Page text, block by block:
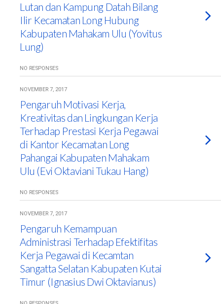
Lutan dan Kampung Datah Bilang
Ilir Kecamatan Long Hubung
Kabupaten Mahakam Ulu (Yovitus
Lung)
NO RESPONSES
NOVEMBER 7, 2017
Pengaruh Motivasi Kerja,
Kreativitas dan Lingkungan Kerja
Terhadap Prestasi Kerja Pegawai
di Kantor Kecamatan Long
Pahangai Kabupaten Mahakam
Ulu (Evi Oktaviani Tukau Hang)
NO RESPONSES
NOVEMBER 7, 2017
Pengaruh Kemampuan
Administrasi Terhadap Efektifitas
Kerja Pegawai di Kecamtan
Sangatta Selatan Kabupaten Kutai
Timur (Ignasius Dwi Oktavianus)